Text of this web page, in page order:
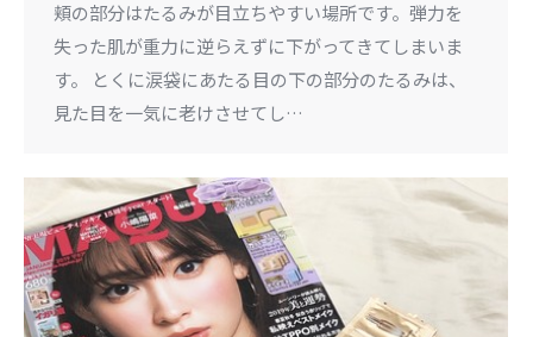
頬の部分はたるみが目立ちやすい場所です。弾力を
失った肌が重力に逆らえずに下がってきてしまいま
す。 とくに涙袋にあたる目の下の部分のたるみは、
見た目を一気に老けさせてし…